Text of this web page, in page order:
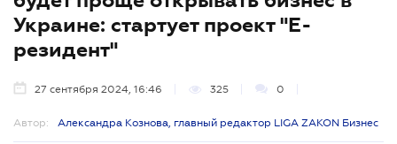
Украине: стартует проект "Е-
резидент"
27 сентября 2024, 16:46 325 0
Автор: Александра Кознова, главный редактор LIGA ZAKON Бизнес